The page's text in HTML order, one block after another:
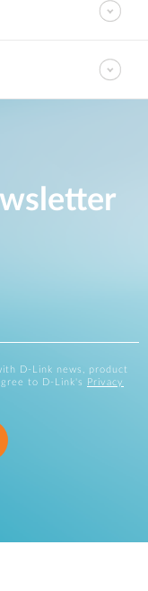
D-Link news, product
to D-Link's
Privacy